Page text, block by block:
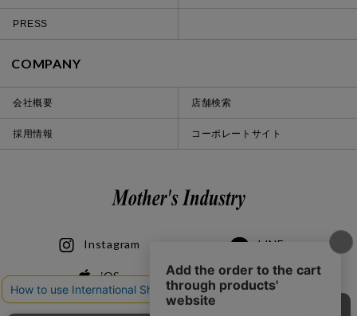
PRESS
COMPANY
会社概要 店舗検索
採用情報 コーポレートサイト
Instagram LINE
iOS Android